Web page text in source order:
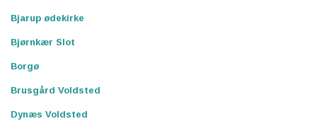
Bjarup ødekirke
Bjørnkær Slot
Borgø
Brusgård Voldsted
Dynæs Voldsted